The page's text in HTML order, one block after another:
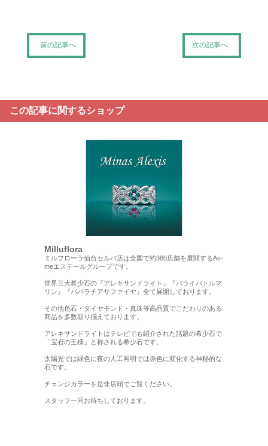
前の記事へ 次の記事へ
この記事に関するショップ
Milluflora
ミルフローラ仙台セルバ店は全国で約380店舗を展開するAs-
meエステールグループです。
世界三大希少石の『アレキサンドライト』『パライバトルマ
リン』『パパラチアサファイヤ』全て展開しております。
その他色石・ダイヤモンド・真珠等高品質でこだわりのある
商品を多数取り揃えております。
アレキサンドライトはテレビでも紹介された話題の希少石で
「宝石の王様」と称される希少石です。
太陽光では緑色に夜の人工照明では赤色に変化する神秘的な
石です。
チェンジカラーを是非店頭でご覧ください。
スタッフ一同お待ちしております。